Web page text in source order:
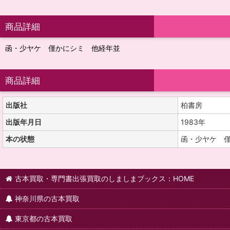
商品詳細
函・少ヤケ 僅かにシミ 他経年並
商品詳細
出版社
柏書房
出版年月日
1983年
本の状態
函・少ヤケ
古本買取・専門書出張買取のしましまブックス：HOME
神奈川県の古本買取
東京都の古本買取